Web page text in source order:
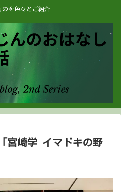
のを色々とご紹介
宮崎学 イマドキの野